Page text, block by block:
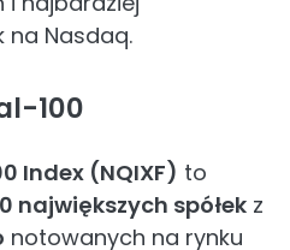
na Nasdaq.
100
Index (NQIXF) to
największych spółek z
notowanych na rynku